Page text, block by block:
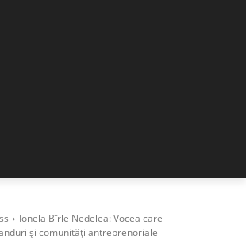
Ionela Bîrle Nedelea: Vocea care
și comunități antreprenoriale